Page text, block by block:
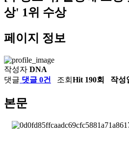
상' 1위 수상
페이지 정보
작성자 DNA
댓글 댓글 0건 조회 Hit 190회 작성
본문